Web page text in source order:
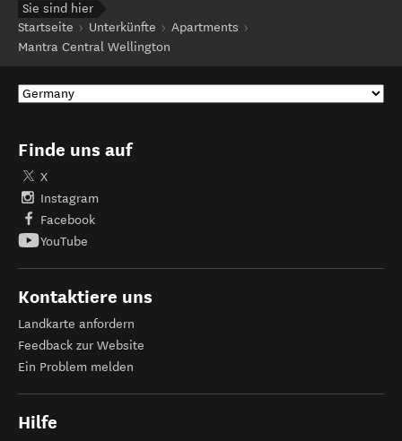
Sie sind hier
Startseite
Unterkünfte
Apartments
Mantra Central Wellington
Finde uns auf
X
Instagram
Facebook
YouTube
Kontaktiere uns
Landkarte anfordern
Feedback zur Website
Ein Problem melden
Hilfe